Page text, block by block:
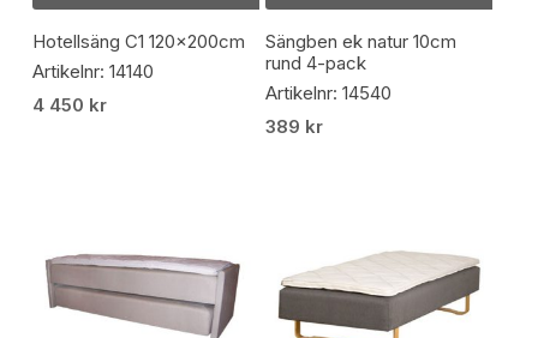
Hotellsäng C1 120x200cm
Artikelnr: 14140
4 450 kr
Sängben ek natur 10cm
rund 4-pack
Artikelnr: 14540
389 kr